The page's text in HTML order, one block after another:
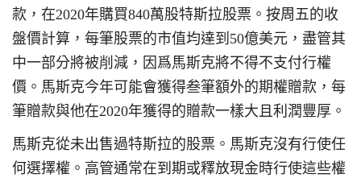
款，在2020年購買840萬股特斯拉股票。按周五的收
盤價計算，每筆股票的市值均達到50億美元，盡管其
中一部分將被削減，因爲馬斯克將不得不支付行權
價。馬斯克今年可能會獲得叁筆額外的期權贈款，每
筆贈款與他在2020年獲得的贈款一樣大且利潤豐厚。
馬斯克從未出售過特斯拉的股票。馬斯克沒有行使任
何選擇權。高管通常在到期或釋放現金時行使這些權